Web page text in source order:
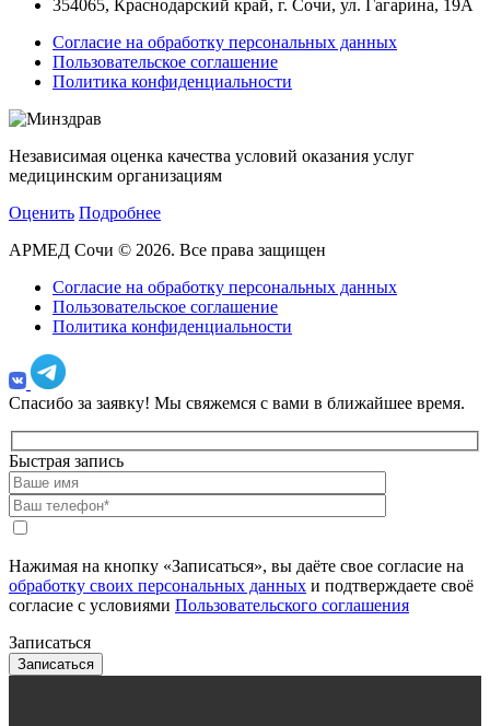
354065, Краснодарский край, г. Сочи, ул. Гагарина, 19А
Согласие на обработку персональных данных
Пользовательское соглашение
Политика конфиденциальности
Независимая оценка качества условий оказания услуг
медицинским организациям
Оценить Подробнее
АРМЕД Сочи © 2026. Все права защищен
Согласие на обработку персональных данных
Пользовательское соглашение
Политика конфиденциальности
Спасибо за заявку! Мы свяжемся с вами в ближайшее время.
Быстрая запись
Нажимая на кнопку «Записаться», вы даёте свое согласие на
обработку своих персональных данных и подтверждаете своё
согласие с условиями Пользовательского соглашения
Записаться